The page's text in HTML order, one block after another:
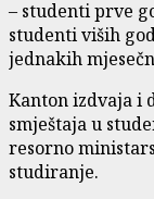
– studenti prve
studenti viših
jednakih
Kanton izdvaja i
smještaja u
resorno
studiranje.